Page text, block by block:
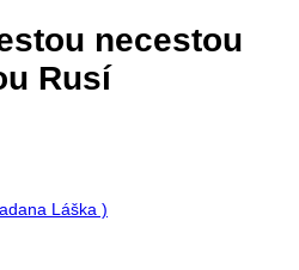
necestou
Rusí
Láška )